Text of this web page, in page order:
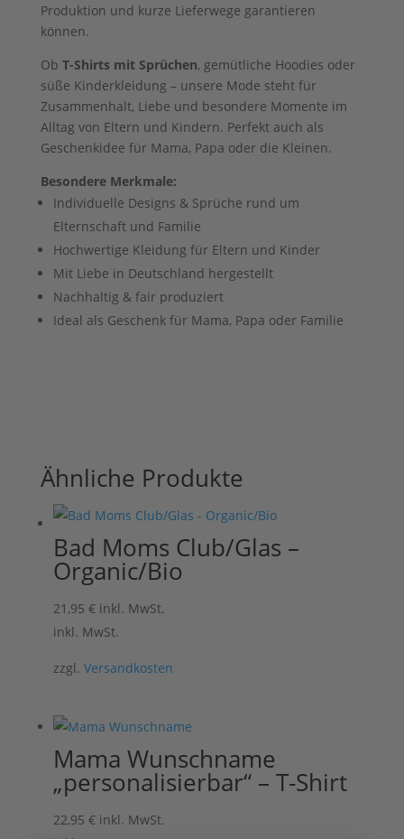
Produktion und kurze Lieferwege garantieren
können.
Ob T-Shirts mit Sprüchen, gemütliche Hoodies oder
süße Kinderkleidung – unsere Mode steht für
Zusammenhalt, Liebe und besondere Momente im
Alltag von Eltern und Kindern. Perfekt auch als
Geschenkidee für Mama, Papa oder die Kleinen.
Besondere Merkmale:
Individuelle Designs & Sprüche rund um
Elternschaft und Familie
Hochwertige Kleidung für Eltern und Kinder
Mit Liebe in Deutschland hergestellt
Nachhaltig & fair produziert
Ideal als Geschenk für Mama, Papa oder Familie
Ähnliche Produkte
Bad Moms Club/Glas –
Organic/Bio
21,95 € inkl. MwSt.
inkl. MwSt.
zzgl. Versandkosten
Mama Wunschname
„personalisierbar“ – T-Shirt
22,95 € inkl. MwSt.